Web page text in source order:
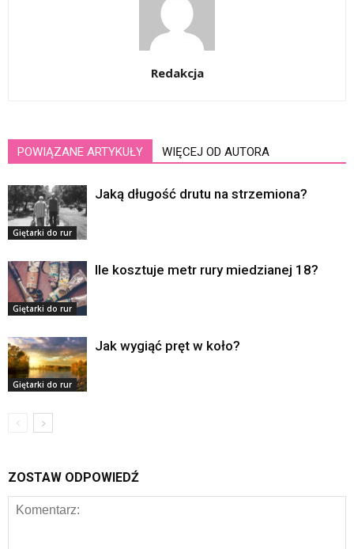
Redakcja
POWIĄZANE ARTYKUŁY WIĘCEJ OD AUTORA
Giętarki do rur
Jaką długość drutu na strzemiona?
Giętarki do rur
Ile kosztuje metr rury miedzianej 18?
Giętarki do rur
Jak wygiąć pręt w koło?
ZOSTAW ODPOWIEDŹ